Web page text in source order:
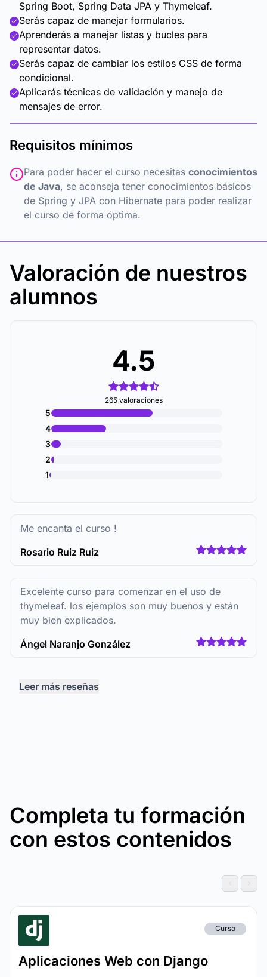
Spring Boot, Spring Data JPA y Thymeleaf.
Serás capaz de manejar formularios.
Aprenderás a manejar listas y bucles para
representar datos.
Serás capaz de cambiar los estilos CSS de forma
condicional.
Aplicarás técnicas de validación y manejo de
mensajes de error.
Requisitos mínimos
Para poder hacer el curso necesitas conocimientos
de Java, se aconseja tener conocimientos básicos
de Spring y JPA con Hibernate para poder realizar
el curso de forma óptima.
Valoración de nuestros
alumnos
4.5
265 valoraciones
5
4
3
2
1
Me encanta el curso !
Rosario Ruiz Ruiz
Excelente curso para comenzar en el uso de
thymeleaf. los ejemplos son muy buenos y están
muy bien explicados.
Ángel Naranjo González
Leer más reseñas
Completa tu formación
con estos contenidos
Curso
Aplicaciones Web con Django